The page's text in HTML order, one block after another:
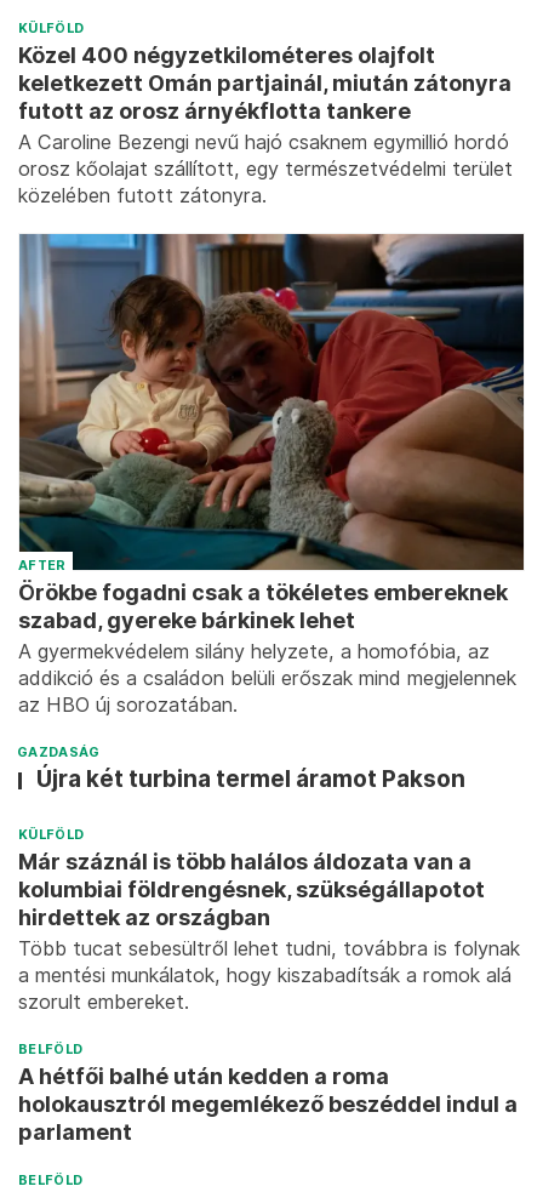
KÜLFÖLD
Közel 400 négyzetkilométeres olajfolt
keletkezett Omán partjainál, miután zátonyra
futott az orosz árnyékflotta tankere
A Caroline Bezengi nevű hajó csaknem egymillió hordó
orosz kőolajat szállított, egy természetvédelmi terület
közelében futott zátonyra.
AFTER
Örökbe fogadni csak a tökéletes embereknek
szabad, gyereke bárkinek lehet
A gyermekvédelem silány helyzete, a homofóbia, az
addikció és a családon belüli erőszak mind megjelennek
az HBO új sorozatában.
GAZDASÁG
Újra két turbina termel áramot Pakson
KÜLFÖLD
Már száznál is több halálos áldozata van a
kolumbiai földrengésnek, szükségállapotot
hirdettek az országban
Több tucat sebesültről lehet tudni, továbbra is folynak
a mentési munkálatok, hogy kiszabadítsák a romok alá
szorult embereket.
BELFÖLD
A hétfői balhé után kedden a roma
holokausztról megemlékező beszéddel indul a
parlament
BELFÖLD